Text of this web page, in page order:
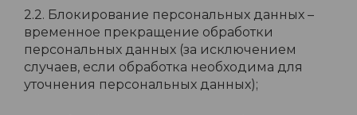
2.2. Блокирование персональных данных –
временное прекращение обработки
персональных данных (за исключением
случаев, если обработка необходима для
уточнения персональных данных);